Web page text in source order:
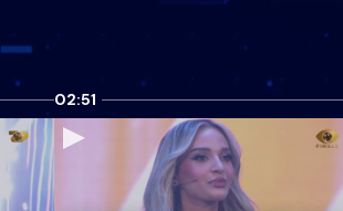
02:51